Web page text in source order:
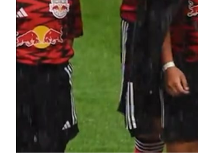
nos
recuerda
la
importancia
protección